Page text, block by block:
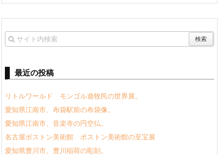
最近の投稿
リトルワールド モンゴル遊牧民の世界展。
愛知県江南市、布袋駅前の布袋像。
愛知県江南市、音楽寺の円空仏。
名古屋ボストン美術館 ボストン美術館の至宝展
愛知県豊川市、豊川稲荷の彫刻。